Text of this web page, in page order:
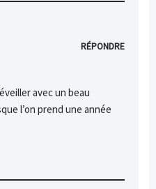
RÉPONDRE
avec un beau
l’on prend une année